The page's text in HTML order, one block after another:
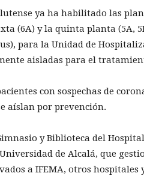
ya ha habilitado las
(6A) y la quinta planta (5A,
para la Unidad de
aisladas para el
con sospechas de
aíslan por prevención.
y Biblioteca del
de Alcalá, que
a IFEMA, otros